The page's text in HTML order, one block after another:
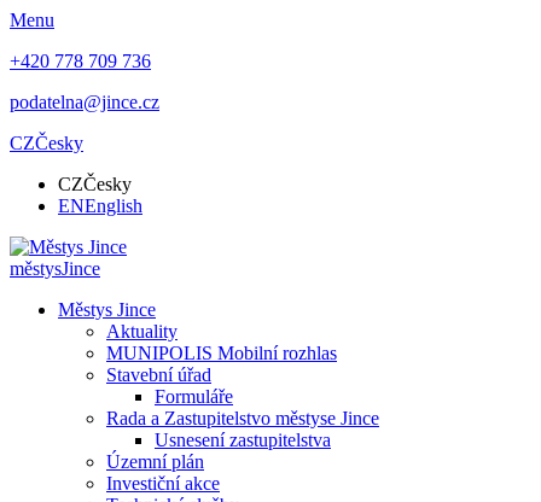
Menu
+420 778 709 736
podatelna@jince.cz
CZČesky
CZČesky
ENEnglish
městysJince
Městys Jince
Aktuality
MUNIPOLIS Mobilní rozhlas
Stavební úřad
Formuláře
Rada a Zastupitelstvo městyse Jince
Usnesení zastupitelstva
Územní plán
Investiční akce